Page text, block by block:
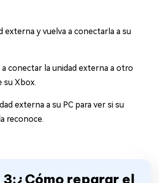
externa y vuelva a conectarla a su
a conectar la unidad externa a otro
su Xbox.
externa a su PC para ver si su
reconoce.
3:¿Cómo reparar el